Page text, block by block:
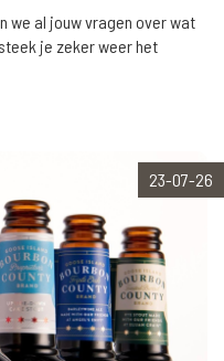
we al jouw vragen over wat
je zeker weer het
23-07-26